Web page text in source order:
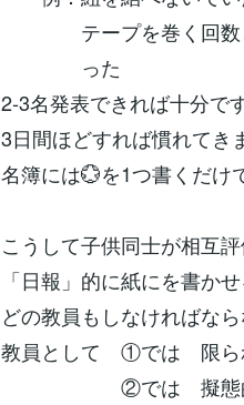
テープを巻く回数と
った
2-3名発表できれば十分で
3日間ほどすれば慣れてき
名簿には💮を1つ書くだけ
こうして子供同士が相互
「日報」的に紙にを書かせ
どの教員もしなければな
教員として ①では 限ら
②では 擬態的な